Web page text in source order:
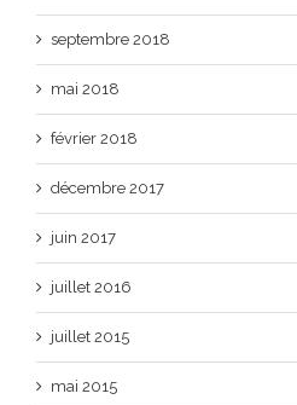
septembre 2018
mai 2018
février 2018
décembre 2017
juin 2017
juillet 2016
juillet 2015
mai 2015